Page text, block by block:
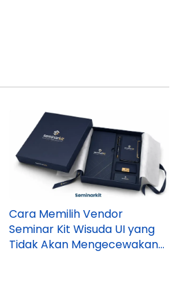
Cara Memilih Vendor
Seminar Kit Wisuda UI yang
Tidak Akan Mengecewakan